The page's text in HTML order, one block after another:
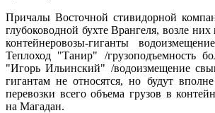
Причалы Восточной стивидорной
глубоководной бухте Врангеля, возле них
контейнеровозы-гиганты
Теплоход "Танир" /грузоподъемность
"Игорь Ильинский" /водоизмещение
гигантам не относятся, но будут
перевозки всего объема грузов в
на Магадан.